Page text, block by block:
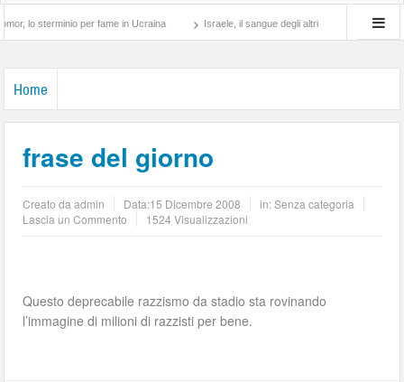
sterminio per fame in Ucraina Israele, il sangue degli altri Lotta di classe…
Home
frase del giorno
Creato daadmin Data:15 Dicembre 2008
in: Senza categoria
Lascia un Commento
1524 Visualizzazioni
Questo deprecabile razzismo da stadio sta rovinando
l’immagine di milioni di razzisti per bene.